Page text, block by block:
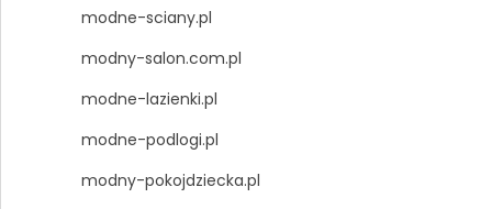
modne-sciany.pl
modny-salon.com.pl
modne-lazienki.pl
modne-podlogi.pl
modny-pokojdziecka.pl